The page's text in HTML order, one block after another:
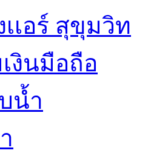
เอร์ สุขุมวิท
งินมือถือ
น้ำ